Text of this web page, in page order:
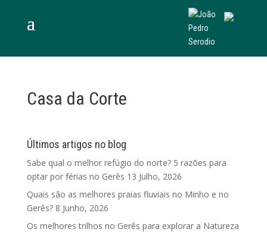
Casa da Corte
Últimos artigos no blog
Sabe qual o melhor refúgio do norte? 5 razões para
optar por férias no Gerês 13 Julho, 2026
Quais são as melhores praias fluviais no Minho e no
Gerês? 8 Junho, 2026
Os melhores trilhos no Gerês para explorar a Natureza